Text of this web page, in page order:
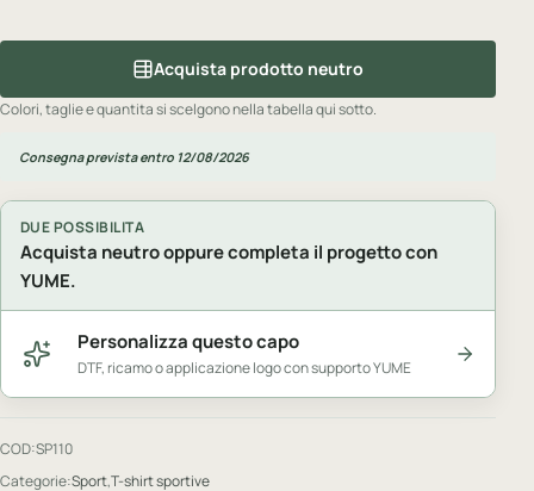
Acquista prodotto neutro
Colori, taglie e quantita si scelgono nella tabella qui sotto.
Consegna prevista entro 12/08/2026
DUE POSSIBILITA
Acquista neutro oppure completa il progetto con
YUME.
Personalizza questo capo
DTF, ricamo o applicazione logo con supporto YUME
COD:SP110
Categorie:Sport,T-shirt sportive